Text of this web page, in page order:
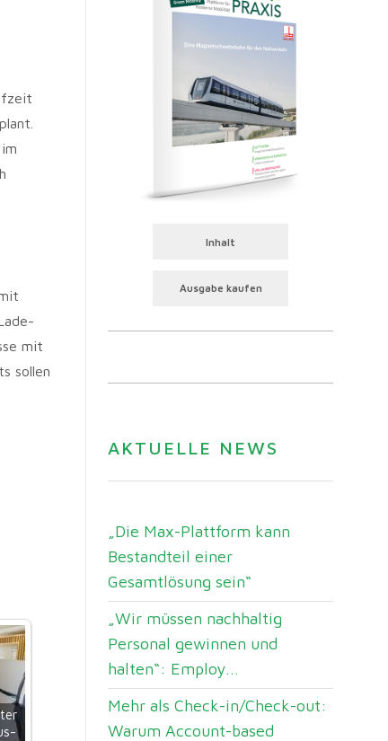
mit
sollen
Inhalt
Ausgabe kaufen
AKTUELLE NEWS
„Die Max-Plattform kann
Bestandteil einer
Gesamtlösung sein“
„Wir müssen nachhaltig
Personal gewinnen und
halten“: Employ...
Mehr als Check-in/Check-out:
Warum Account-based